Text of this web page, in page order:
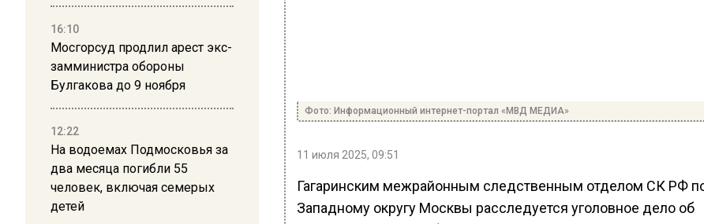
16:10
Мосгорсуд продлил арест экс-
замминистра обороны
Булгакова до 9 ноября
12:22
На водоемах Подмосковья за
два месяца погибли 55
человек, включая семерых
детей
Фото: Информационный интернет-портал «МВД МЕДИА»
11 июля 2025, 09:51
Гагаринским межрайонным следственным отделом СК РФ
Западному округу Москвы расследуется уголовное дело об